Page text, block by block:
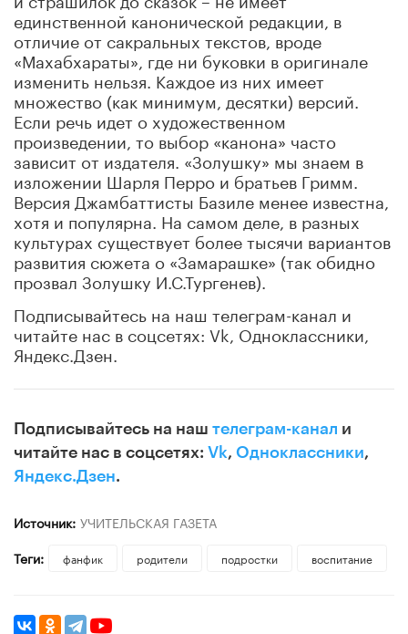
единственной канонической редакции, в
отличие от сакральных текстов, вроде
«Махабхараты», где ни буковки в оригинале
изменить нельзя. Каждое из них имеет
множество (как минимум, десятки) версий.
Если речь идет о художественном
произведении, то выбор «канона» часто
зависит от издателя. «Золушку» мы знаем в
изложении Шарля Перро и братьев Гримм.
Версия Джамбаттисты Базиле менее известна,
хотя и популярна. На самом деле, в разных
культурах существует более тысячи вариантов
развития сюжета о «Замарашке» (так обидно
прозвал Золушку И.С.Тургенев).
Подписывайтесь на наш телеграм-канал и
читайте нас в соцсетях: Vk, Одноклассники,
Яндекс.Дзен.
Подписывайтесь на наш телеграм-канал и
читайте нас в соцсетях: Vk, Одноклассники,
Яндекс.Дзен.
Источник: УЧИТЕЛЬСКАЯ ГАЗЕТА
Теги:
фанфик родители подростки воспитание